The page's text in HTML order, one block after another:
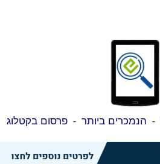
- הנמכרים ביותר -פרסום בקטלוג